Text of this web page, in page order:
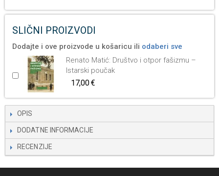
SLIČNI PROIZVODI
Dodajte i ove proizvode u košaricu ili odaberi sve
Renato Matić: Društvo i otpor fašizmu –
Istarski poučak
17,00 €
OPIS
DODATNE INFORMACIJE
RECENZIJE